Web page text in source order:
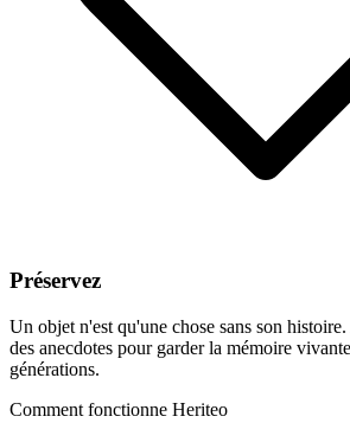
Préservez
Un objet n'est qu'une chose sans son
des anecdotes pour garder la mémoire
générations.
Comment fonctionne Heriteo